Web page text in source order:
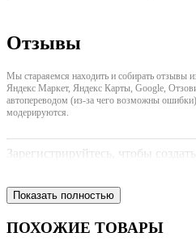
Отзывы
Мы стараяемся находить и собирать отзывы
Яндекс Маркет, Яндекс Карты, Google,
автопереводом (из-за чего возможны
модерируются.
Зарегистрируйтесь, чтобы
Показать полностью
ПОХОЖИЕ ТОВАРЫ